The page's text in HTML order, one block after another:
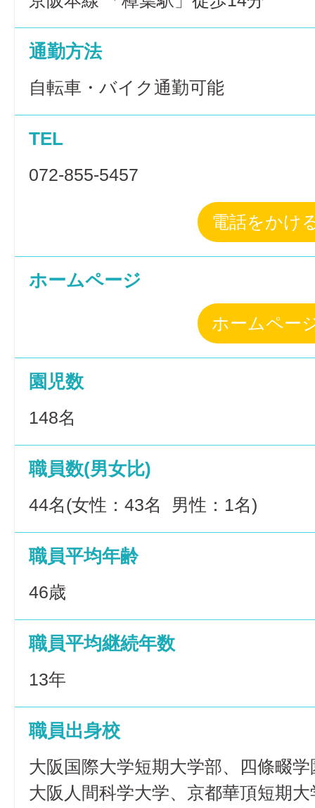
通勤方法
自転車・バイク通勤可能
TEL
072-855-5457
電話をかけ
ホームページ
ホームペー
園児数
148名
職員数(男女比)
44名(女性：43名 男性：1名)
職員平均年齢
46歳
職員平均継続年数
13年
職員出身校
大阪国際大学短期大学部、四條畷
大阪人間科学大学、京都華頂短期